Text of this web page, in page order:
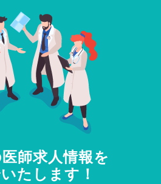
師求人情報を
たします！